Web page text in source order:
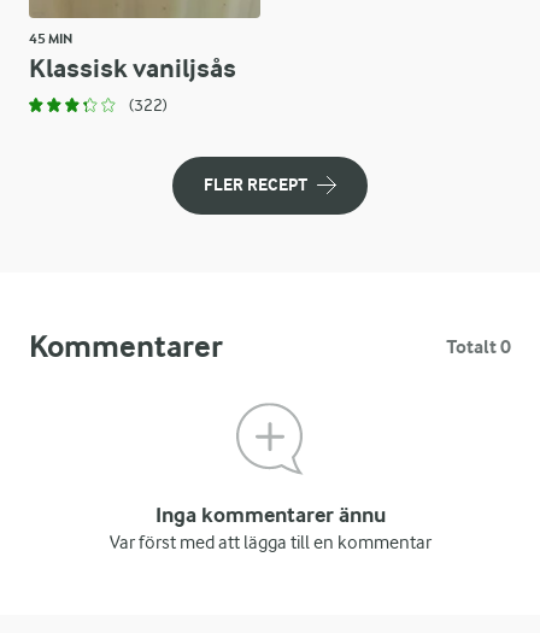
45 MIN
Klassisk vaniljsås
(322)
FLER RECEPT
Kommentarer Totalt 0
Inga kommentarer ännu
Var först med att lägga till en kommentar